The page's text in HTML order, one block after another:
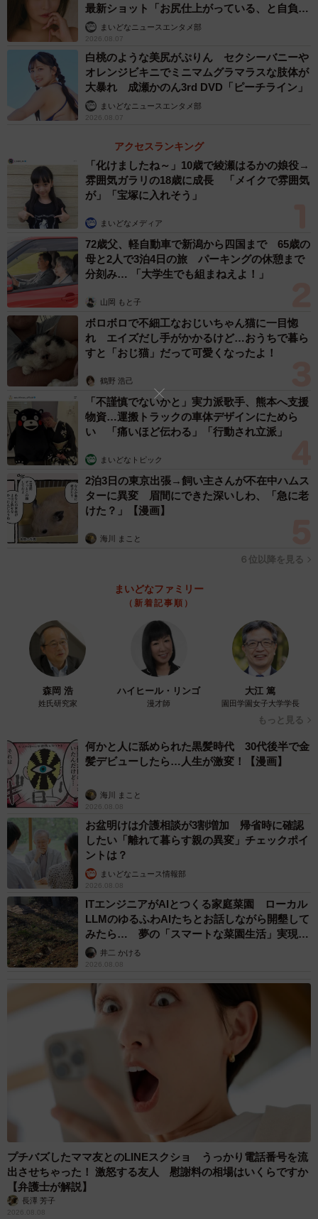
発売日：2023年9月29日（金）
発売：秋田書店
判型：A4判
レーベル：AKITA DXシリーズ
定価：2200円（10％税込）
撮影：小池伸一郎
電子特別版には、巻末特典として未公開カットを収録！
タイトル：「えなこ×刃牙 えなこ道」【電子特別版】
価格：2090円（10％税込）
4/4
「えなこ×刃牙 えなこ道」（撮影：小池伸一郎）
最新ショット「お尻仕上がっている、と自負し
ています」「いくつになっても理想の身体でい
たい」
まいどなニュースエンタメ部
2026.08.07
白桃のような美尻がぷりん セクシーバニーや
オレンジビキニでミニマムグラマラスな肢体が
大暴れ 成瀬かのん3rd DVD「ピーチライン」
まいどなニュースエンタメ部
2026.08.07
アクセスランキング
「化けましたね～」10歳で綾瀬はるかの娘役→
雰囲気ガラリの18歳に成長 「メイクで雰囲気
が」「宝塚に入れそう」
まいどなメディア
72歳父、軽自動車で新潟から四国まで 65歳の
母と2人で3泊4日の旅 パーキングの休憩まで
分刻み… 「大学生でも組まねえよ！」
山岡 もと子
ボロボロで不細工なおじいちゃん猫に一目惚
れ エイズだし手がかかるけど…おうちで暮ら
すと「おじ猫」だって可愛くなったよ！
鶴野 浩己
「不謹慎でないかと」実力派歌手、熊本へ支援
物資…運搬トラックの車体デザインにためら
い 「痛いほど伝わる」「行動され立派」
まいどなトピック
2泊3日の東京出張→飼い主さんが不在中ハムス
ターに異変 眉間にできた深いしわ、「急に老
けた？」【漫画】
海川 まこと
６位以降を見る
まいどなファミリー
（新着記事順）
森岡 浩
姓氏研究家
ハイヒール・リンゴ
漫才師
大江 篤
園田学園女子大学学長
もっと見る
何かと人に舐められた黒髪時代 30代後半で金
髪デビューしたら…人生が激変！【漫画】
海川 まこと
2026.08.08
お盆明けは介護相談が3割増加 帰省時に確認
したい「離れて暮らす親の異変」チェックポイ
ントは？
まいどなニュース情報部
2026.08.08
ITエンジニアがAIとつくる家庭菜園 ローカル
LLMのゆるふわAIたちとお話しながら開墾して
みたら… 夢の「スマートな菜園生活」実現な
るか井二 かける
2026.08.08
プチバズしたママ友とのLINEスクショ うっかり電話番号を流
出させちゃった！ 激怒する友人 慰謝料の相場はいくらですか
【弁護士が解説】
長澤 芳子
2026.08.08